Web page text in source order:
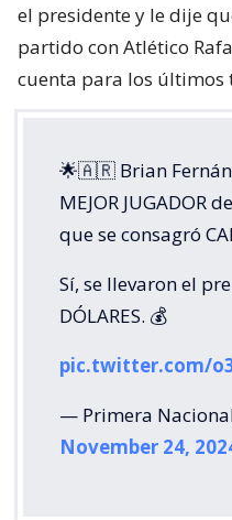
el presidente y le dije
partido con Atlético
cuenta para los últimos
🌟🇦🇷 Brian
MEJOR JUGADOR
que se consagró
Sí, se llevaron el
DÓLARES. 💰
pic.twitter.com/
— Primera
November 24,